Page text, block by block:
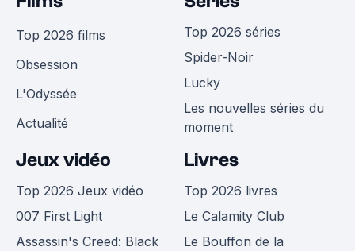
Top 2026 films
Obsession
L'Odyssée
Actualité
Top 2026 séries
Spider-Noir
Lucky
Les nouvelles séries du
moment
Jeux vidéo
Top 2026 Jeux vidéo
007 First Light
Assassin's Creed: Black
Livres
Top 2026 livres
Le Calamity Club
Le Bouffon de la